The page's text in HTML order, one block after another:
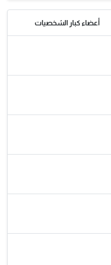
أعضاء كبار الشخصيات